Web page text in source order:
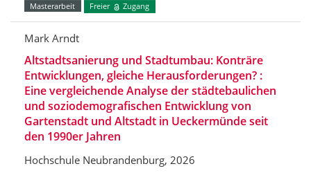
Masterarbeit Freier Zugang
Mark Arndt
Altstadtsanierung und Stadtumbau: Konträre
Entwicklungen, gleiche Herausforderungen? :
Eine vergleichende Analyse der städtebaulichen
und soziodemografischen Entwicklung von
Gartenstadt und Altstadt in Ueckermünde seit
den 1990er Jahren
Hochschule Neubrandenburg, 2026